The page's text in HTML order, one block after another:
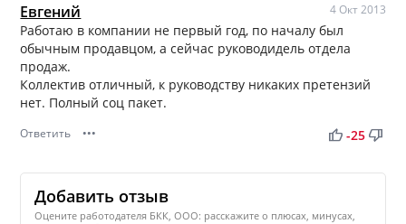
Евгений 4 Окт 2013
Работаю в компании не первый год, по началу был
обычным продавцом, а сейчас руководидель отдела
продаж.
Коллектив отличный, к руководству никаких претензий
нет. Полный соц пакет.
Ответить ••• thumb_up thumb_down
-25
Добавить отзыв
Оцените работодателя БКК, ООО: расскажите о плюсах, минусах,